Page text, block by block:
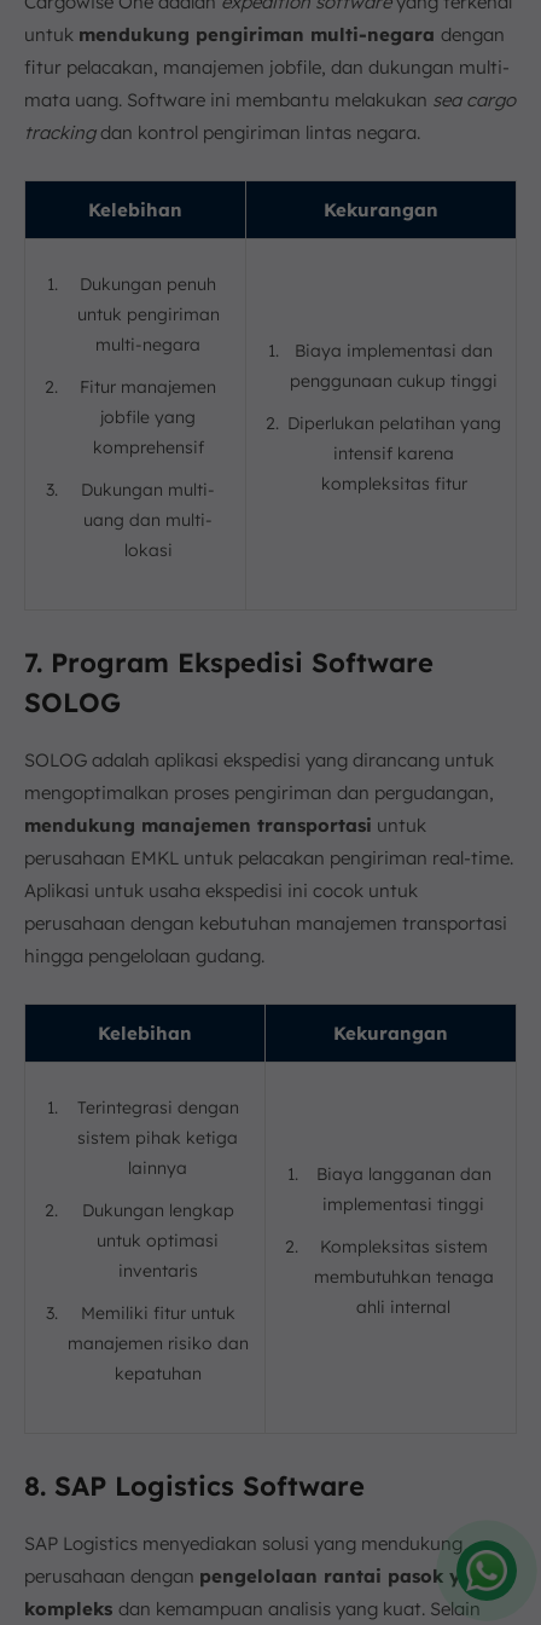
untuk mendukung pengiriman multi-negara dengan
fitur pelacakan, manajemen jobfile, dan dukungan multi-
mata uang. Software ini membantu melakukan sea cargo
trackingdan kontrol pengiriman lintas negara.
Kelebihan Kekurangan
Dukungan penuh
untuk pengiriman
multi-negara
Fitur manajemen
jobfile yang
komprehensif
Dukungan multi-
uang dan multi-
lokasi
Biaya implementasi dan
penggunaan cukup tinggi
Diperlukan pelatihan yang
intensif karena
kompleksitas fitur
7. Program Ekspedisi Software
SOLOG
SOLOG adalah aplikasi ekspedisi yang dirancang untuk
mengoptimalkan proses pengiriman dan pergudangan,
mendukung manajemen transportasi untuk
perusahaan EMKL untuk pelacakan pengiriman real-time.
Aplikasi untuk usaha ekspedisi ini cocok untuk
perusahaan dengan kebutuhan manajemen transportasi
hingga pengelolaan gudang.
Kelebihan Kekurangan
Terintegrasi dengan
sistem pihak ketiga
lainnya
Dukungan lengkap
untuk optimasi
inventaris
Memiliki fitur untuk
manajemen risiko dan
kepatuhan
Biaya langganan dan
implementasi tinggi
Kompleksitas sistem
membutuhkan tenaga
ahli internal
8. SAP Logistics Software
SAP Logistics menyediakan solusi yang mendukung
perusahaan dengan pengelolaan rantai pasok yang
kompleks dan kemampuan analisis yang kuat. SelainAmelia